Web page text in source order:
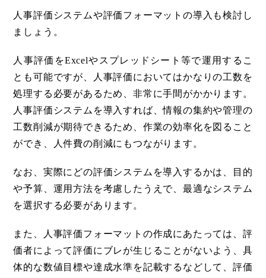
人事評価システムや評価フォーマットの導入も検討し
ましょう。
人事評価をExcelやスプレッドシート等で運用するこ
とも可能ですが、人事評価においてはかなりの工数を
処理する必要があるため、非常に手間がかかります。
人事評価システムを導入すれば、情報の集約や管理の
工数削減が期待できるため、作業の効率化を図ること
ができ、人件費の削減にもつながります。
なお、実際にどの評価システムを導入するかは、目的
や予算、運用方法を考慮したうえで、最適なシステム
を選択する必要があります。
また、人事評価フォーマットの作成にあたっては、評
価者によって評価にブレが生じることがないよう、具
体的な数値目標や達成水準を記載するなどして、評価